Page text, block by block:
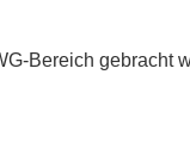
Bereich gebracht